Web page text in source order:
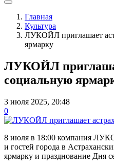
Главная
Культура
ЛУКОЙЛ приглашает
ярмарку
ЛУКОЙЛ
социальную
3 июля 2025, 20:48
0
8 июля в 18:00 компания
и гостей города в
ярмарку и празднование Дня